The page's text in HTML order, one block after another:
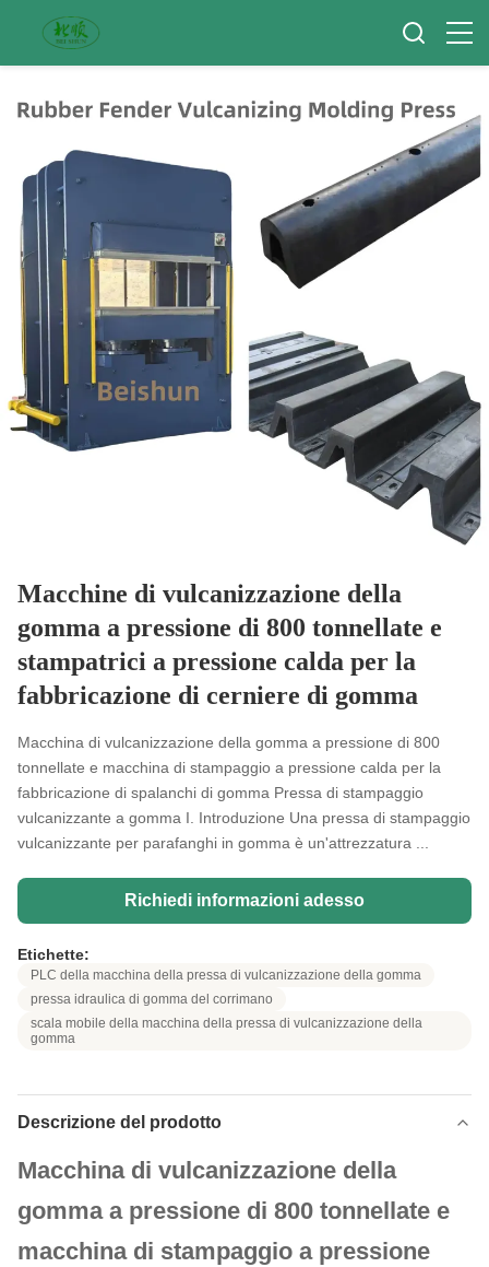
Macchine di vulcanizzazione della
gomma a pressione di 800 tonnellate e
stampatrici a pressione calda per la
fabbricazione di cerniere di gomma
Macchina di vulcanizzazione della gomma a pressione di 800
tonnellate e macchina di stampaggio a pressione calda per la
fabbricazione di spalanchi di gomma Pressa di stampaggio
vulcanizzante a gomma I. Introduzione Una pressa di stampaggio
vulcanizzante per parafanghi in gomma è un'attrezzatura ...
Richiedi informazioni adesso
Etichette:
PLC della macchina della pressa di vulcanizzazione della gomma
pressa idraulica di gomma del corrimano
scala mobile della macchina della pressa di vulcanizzazione della
gomma
Descrizione del prodotto
Macchina di vulcanizzazione della
gomma a pressione di 800 tonnellate e
macchina di stampaggio a pressione